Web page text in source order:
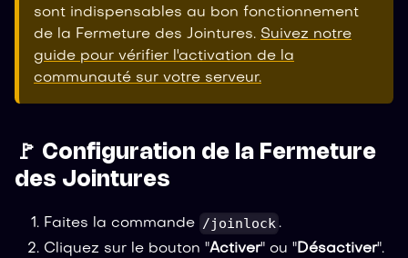
sont indispensables au bon fonctionnement
de la Fermeture des Jointures. Suivez notre
guide pour vérifier l'activation de la
communauté sur votre serveur.
🚩 Configuration de la Fermeture
des Jointures
Faites la commande /joinlock .
Cliquez sur le bouton "Activer" ou "Désactiver".